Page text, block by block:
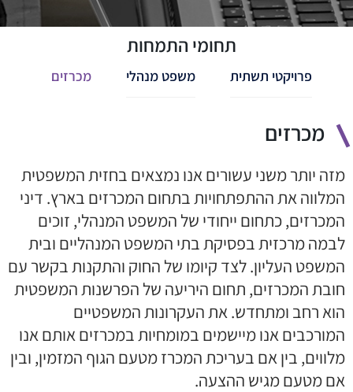
תחומי התמחות
פרויקטי תשתית משפט מנהלי מכרזים
מכרזים
מזה יותר משני עשורים אנו נמצאים בחזית המשפטית
המלווה את ההתפתחויות בתחום המכרזים בארץ. דיני
המכרזים, כתחום ייחודי של המשפט המנהלי, זוכים
לבמה מרכזית בפסיקת בתי המשפט המנהליים ובית
המשפט העליון. לצד קיומו של החוק והתקנות בקשר עם
חובת המכרזים, תחום היריעה של הפרשנות המשפטית
הוא רחב ומתחדש. את העקרונות המשפטיים
המורכבים אנו מיישמים במומחיות במכרזים אותם אנו
מלווים, בין אם בעריכת המכרז מטעם הגוף המזמין, ובין
אם מטעם מגיש ההצעה.